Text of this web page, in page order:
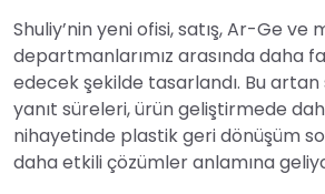
Shuliy’nin yeni ofisi, satış, Ar-Ge ve
departmanlarımız arasında daha
edecek şekilde tasarlandı. Bu artan
yanıt süreleri, ürün geliştirmede
nihayetinde plastik geri dönüşüm
daha etkili çözümler anlamına